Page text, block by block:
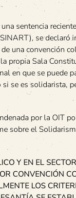
sentencia
se declaró
una convención
propia Sala
en que se puede
se es solidarista,
por la OIT
sobre el
Y EN EL
CONVENCIÓN
LOS